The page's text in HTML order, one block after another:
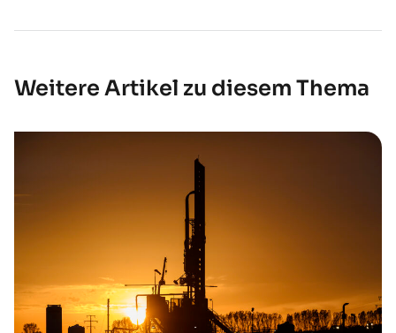
Weitere Artikel zu diesem Thema